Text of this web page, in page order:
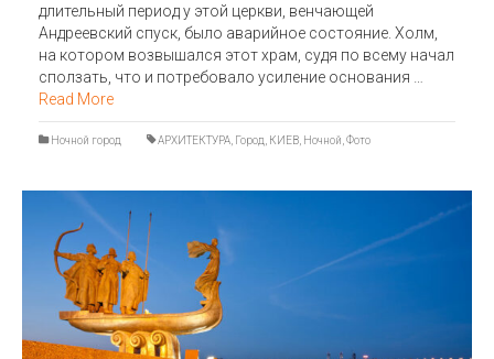
длительный период у этой церкви, венчающей
Андреевский спуск, было аварийное состояние. Холм,
на котором возвышался этот храм, судя по всему начал
сползать, что и потребовало усиление основания …
Read More
Ночной город АРХИТЕКТУРА Город КИЕВ Ночной Фото